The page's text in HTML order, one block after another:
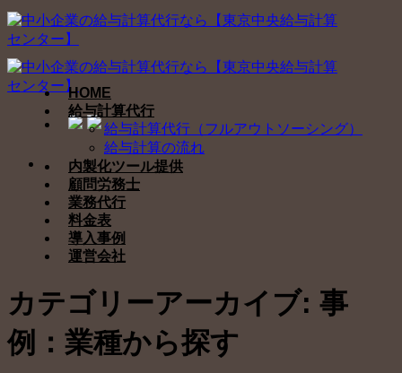
Skip
to
content
HOME
給与計算代行
給与計算代行（フルアウトソーシング）
給与計算の流れ
内製化ツール提供
顧問労務士
業務代行
料金表
導入事例
運営会社
カテゴリーアーカイブ: 事
例：業種から探す